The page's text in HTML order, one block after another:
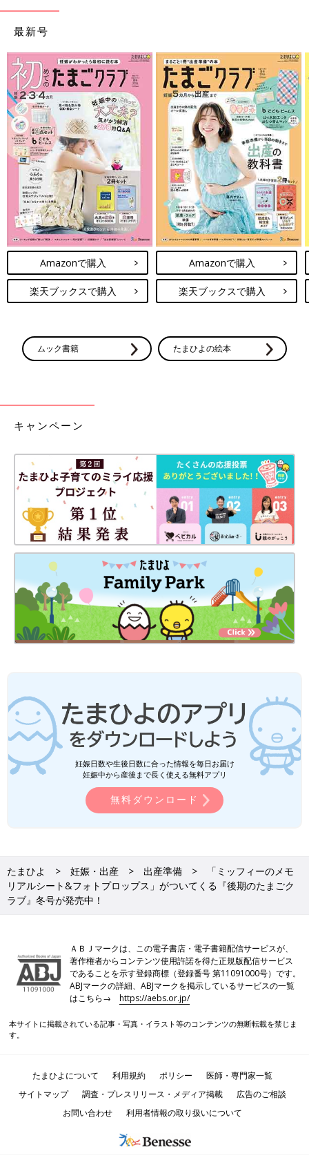
最新号
Amazonで購入
楽天ブックスで購入
Amazonで購入
楽天ブックスで購入
ムック書籍 たまひよの絵本
キャンペーン
妊娠日数や生後日数に合った情報を毎日お届け
妊娠中から産後まで長く使える無料アプリ
無料ダウンロード
たまひよ 妊娠・出産 出産準備
「ミッフィーのメモ
リアルシート&フォトプロップス」がついてくる『後期のたまごク
ラブ』冬号が発売中！
ＡＢＪマークは、この電子書店・電子書籍配信サービスが、
著作権者からコンテンツ使用許諾を得た正規版配信サービス
であることを示す登録商標（登録番号 第11091000号）です。
ABJマークの詳細、ABJマークを掲示しているサービスの一覧
はこちら→https://aebs.or.jp/
本サイトに掲載されている記事・写真・イラスト等のコンテンツの無断転載を禁じま
す。
たまひよについて 利用規約 ポリシー
医師・専門家一覧
サイトマップ
調査・プレスリリース・メディア掲載
広告のご相談
お問い合わせ
利用者情報の取り扱いについて